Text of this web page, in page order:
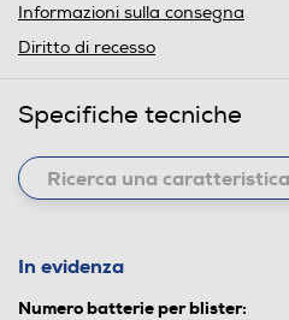
Informazioni sulla consegna
Diritto di recesso
Specifiche tecniche
In evidenza
Numero batterie per blister: